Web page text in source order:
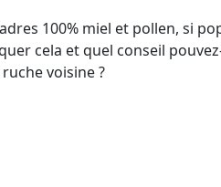
100% miel et pollen, si
cela et quel conseil
voisine ?